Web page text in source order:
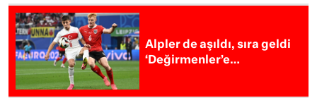
Alpler de aşıldı, sıra geldi
‘Değirmenler’e…